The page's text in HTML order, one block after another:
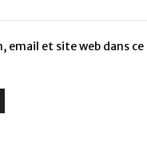
email et site web dans